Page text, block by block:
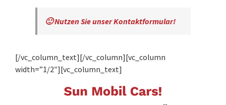
🙂 Nutzen Sie unser Kontaktformular!
[/vc_column_text][/vc_column][vc_column
width=”1/2″][vc_column_text]